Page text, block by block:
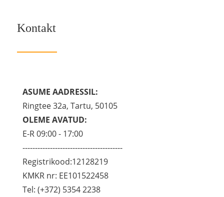
Kontakt
ASUME AADRESSIL:
Ringtee 32a, Tartu, 50105
OLEME AVATUD:
E-R 09:00 - 17:00
----------------------------------------
Registrikood:12128219
KMKR nr: EE101522458
Tel: (+372) 5354 2238